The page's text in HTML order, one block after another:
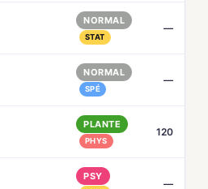
NORMAL
STAT
—
NORMAL
SPÉ
—
PLANTE
PHYS
120
PSY
—